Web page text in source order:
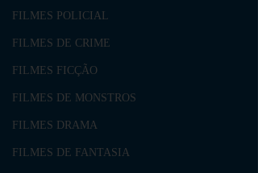
FILMES POLICIAL
FILMES DE CRIME
FILMES FICÇÃO
FILMES DE MONSTROS
FILMES DRAMA
FILMES DE FANTASIA